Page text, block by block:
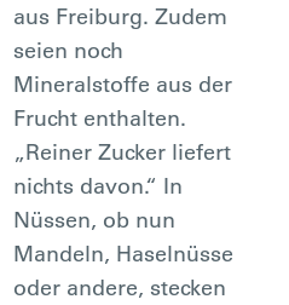
aus Freiburg. Zudem
seien noch
Mineralstoffe aus der
Frucht enthalten.
„Reiner Zucker liefert
nichts davon.“ In
Nüssen, ob nun
Mandeln, Haselnüsse
oder andere, stecken